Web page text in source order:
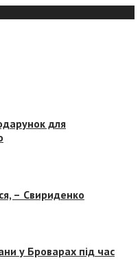
для
– Свириденко
у Броварах під час